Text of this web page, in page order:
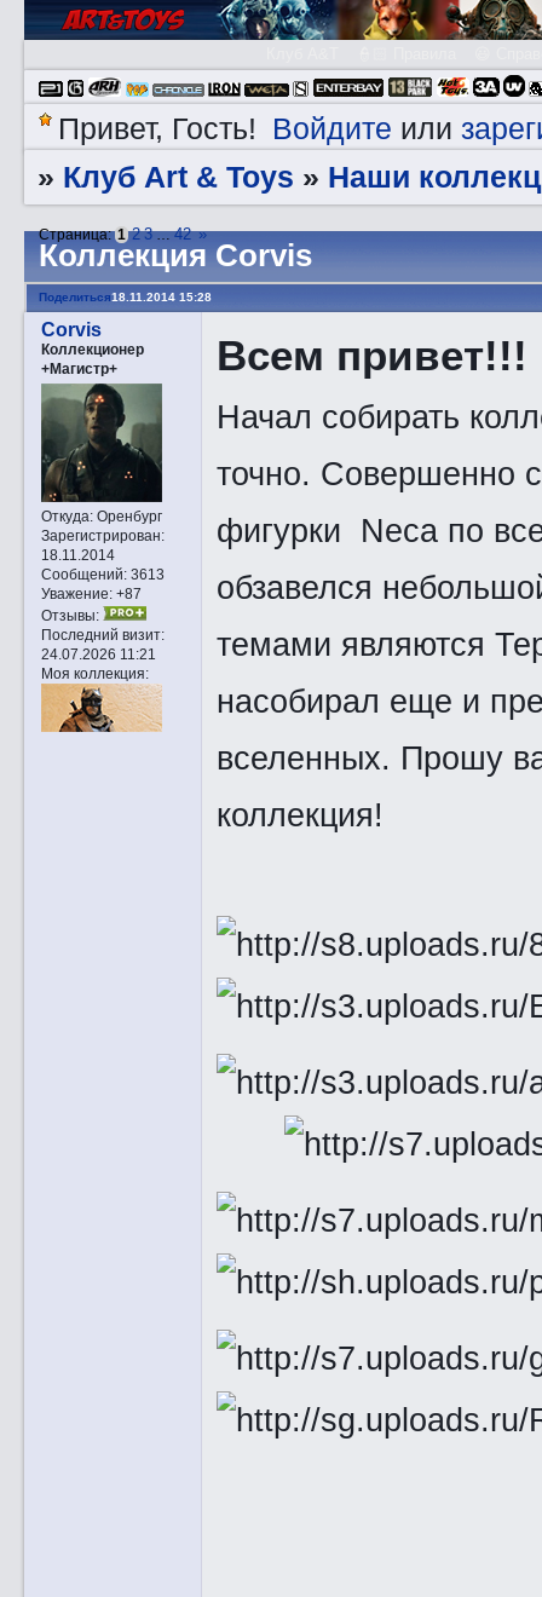
Привет, Гость! Войдите или
» Клуб Art & Toys » Наши
Коллекция Corvis
Страница:1 2 3 … 42 »
Поделиться18.11.2014 15:28
Corvis
Коллекционер
+Магистр+
Откуда:Оренбург
Зарегистрирован:
18.11.2014
Сообщений:3613
Уважение: +87
Отзывы:
Последний визит:
24.07.2026 11:21
Моя коллекция:
Всем привет!!!
Начал собирать
точно. Совершенно
фигурки Neca по
обзавелся
темами являются
насобирал еще и
вселенных. Прошу
коллекция!